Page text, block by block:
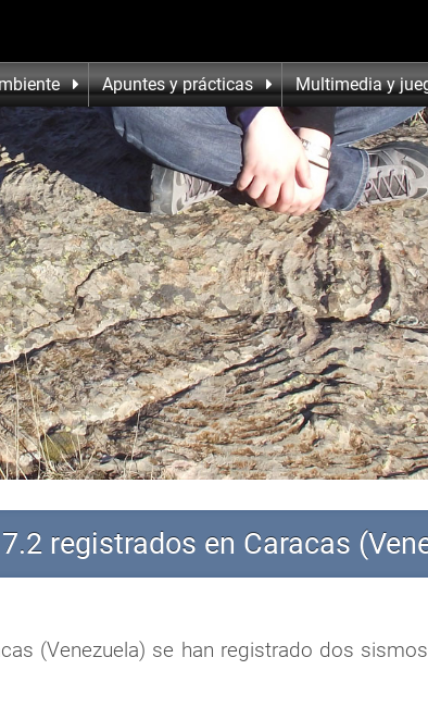
Apuntes y prácticas Multimedia y
registrados en Caracas
(Venezuela) se han registrado dos